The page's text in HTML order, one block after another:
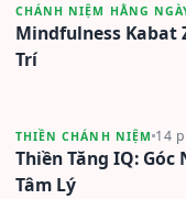
CHÁNH NIỆM HẰNG
Mindfulness Kabat
Trí
THIỀN CHÁNH NIỆM 14
Thiền Tăng IQ:
Tâm Lý